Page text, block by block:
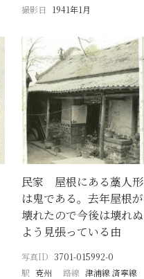
撮影日
1941年1月
民家 屋根にある藁人形
は鬼である。去年屋根が
壊れたので今後は壊れぬ
よう見張っている由
写真ID 3701-015992-0
駅 兗州 路線 津浦線 済寧線